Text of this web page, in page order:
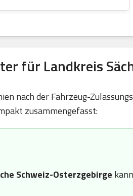
für Landkreis
nach der Fahrzeug-
zusammengefasst:
Schweiz-Osterzgebirge